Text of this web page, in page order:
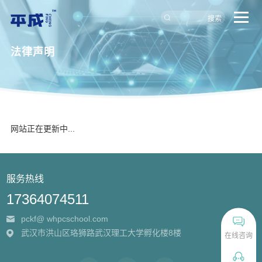
搜索
法律声明
网站正在更新中...
服务热线
17364074511
pckf@ whpcschool.com
武汉市洪山区珞狮路武汉理工大学孵化楼8楼
在线咨询